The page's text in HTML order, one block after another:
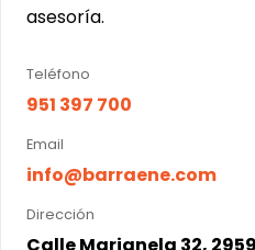
asesoría.
Teléfono
951 397 700
Email
info@barraene.com
Dirección
Calle Marianela 32,